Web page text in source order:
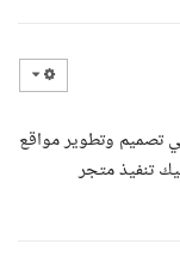
تصميم وتطوير مواقع
تنفيذ متجر